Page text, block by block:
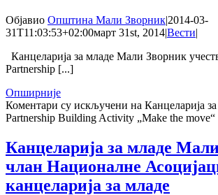
Објавио Општина Мали Зворник|2014-03-
31T11:03:53+02:00март 31st, 2014|Вести|
Канцеларија за младе Мали Зворник
Partnership [...]
Опширније
Коментари су искључени на Канцеларија
Partnership Building Activity „Make the move“
Канцеларија за младе
члан Националне
канцеларија за младе